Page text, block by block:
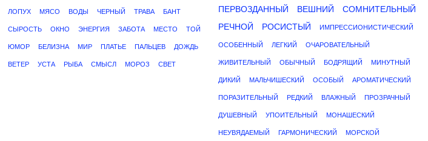
ЛОПУХ МЯСО ВОДЫ ЧЕРНЫЙ ТРАВА БАНТ
СЫРОСТЬ ОКНО ЭНЕРГИЯ ЗАБОТА МЕСТО ТОЙ
ЮМОР БЕЛИЗНА МИР ПЛАТЬЕ ПАЛЬЦЕВ ДОЖДЬ
ВЕТЕР УСТА РЫБА СМЫСЛ МОРОЗ СВЕТ
ПЕРВОЗДАННЫЙ ВЕШНИЙ
СОМНИТЕЛЬНЫЙ
РЕЧНОЙ
РОСИСТЫЙ ИМПРЕССИОНИСТИЧЕСКИЙ
ОСОБЕННЫЙ ЛЕГКИЙ ОЧАРОВАТЕЛЬНЫЙ
ЖИВИТЕЛЬНЫЙ ОБЫЧНЫЙ БОДРЯЩИЙ МИНУТНЫЙ
ДИКИЙ МАЛЬЧИШЕСКИЙ ОСОБЫЙ АРОМАТИЧЕСКИЙ
ПОРАЗИТЕЛЬНЫЙ РЕДКИЙ ВЛАЖНЫЙ ПРОЗРАЧНЫЙ
ДУШЕВНЫЙ УПОИТЕЛЬНЫЙ МОНАШЕСКИЙ
НЕУВЯДАЕМЫЙ ГАРМОНИЧЕСКИЙ МОРСКОЙ